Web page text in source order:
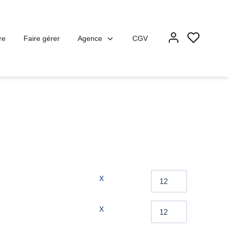
Faire gérer Agence CGV
X
X